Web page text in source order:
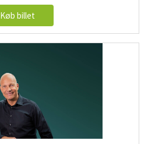
Køb billet